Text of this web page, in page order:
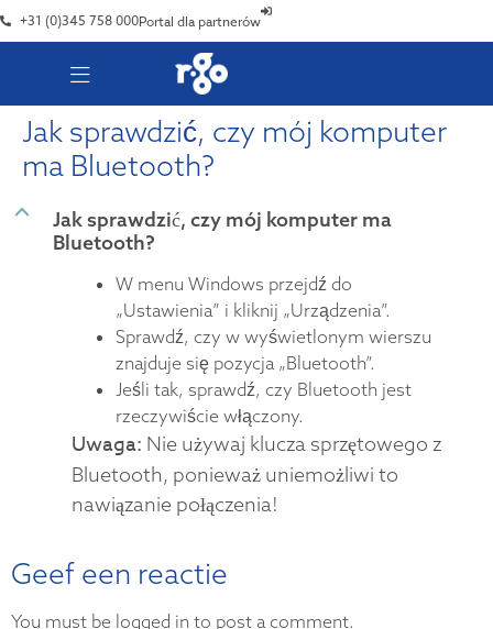
+31 (0)345 758 000Portal dla partnerów
Jak sprawdzić, czy mój komputer
ma Bluetooth?
B
Jak sprawdzić, czy mój komputer ma
Bluetooth?
W menu Windows przejdź do
„Ustawienia” i kliknij „Urządzenia”.
Sprawdź, czy w wyświetlonym wierszu
znajduje się pozycja „Bluetooth”.
Jeśli tak, sprawdź, czy Bluetooth jest
rzeczywiście włączony.
Uwaga: Nie używaj klucza sprzętowego z
Bluetooth, ponieważ uniemożliwi to
nawiązanie połączenia!
Geef een reactie
You must be logged in to post a comment.